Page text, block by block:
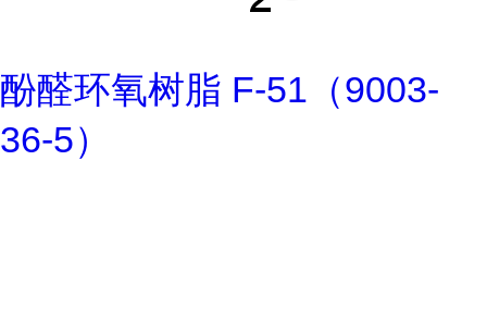
酚醛环氧树脂 F-51（9003-
36-5）